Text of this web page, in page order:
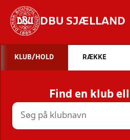
DBU SJÆLLAND
STILLINGER,
HOLD
KLUB/HOLD RÆKKE
Find en klub